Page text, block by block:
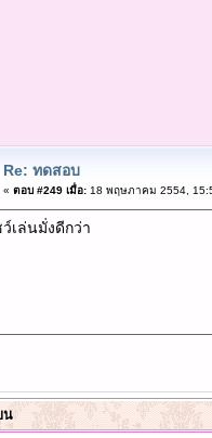
Re: ทดสอบ
« ตอบ #249 เมื่อ:18 พฤษภาคม 2554,
เล่นมั่งดีกว่า
น